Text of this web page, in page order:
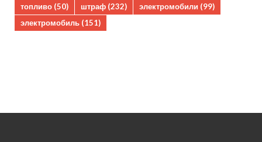
топливо (50) штраф (232) электромобили (99)
электромобиль (151)